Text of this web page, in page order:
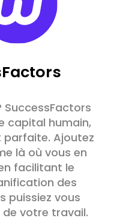
SuccessFactors
capital humain,
parfaite. Ajoutez
là où vous en
facilitant le
des
puissiez vous
votre travail.